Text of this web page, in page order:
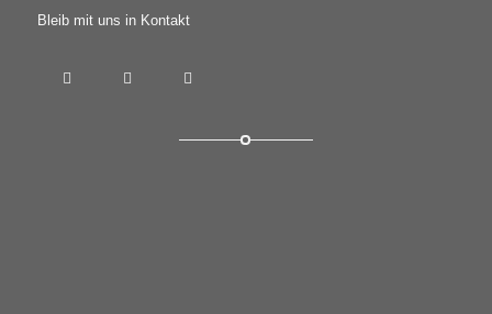
Bleib mit uns in Kontakt